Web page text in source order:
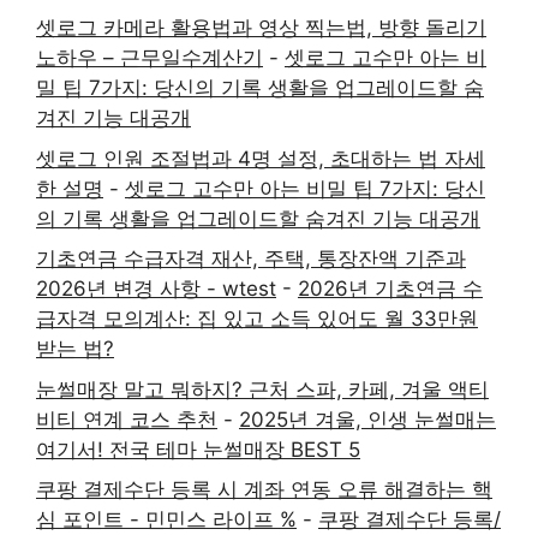
셋로그 카메라 활용법과 영상 찍는법, 방향 돌리기
노하우 – 근무일수계산기 - 셋로그 고수만 아는 비
밀 팁 7가지: 당신의 기록 생활을 업그레이드할 숨
겨진 기능 대공개
셋로그 인원 조절법과 4명 설정, 초대하는 법 자세
한 설명 - 셋로그 고수만 아는 비밀 팁 7가지: 당신
의 기록 생활을 업그레이드할 숨겨진 기능 대공개
기초연금 수급자격 재산, 주택, 통장잔액 기준과
2026년 변경 사항 - wtest - 2026년 기초연금 수
급자격 모의계산: 집 있고 소득 있어도 월 33만원
받는 법?
눈썰매장 말고 뭐하지? 근처 스파, 카페, 겨울 액티
비티 연계 코스 추천 - 2025년 겨울, 인생 눈썰매는
여기서! 전국 테마 눈썰매장 BEST 5
쿠팡 결제수단 등록 시 계좌 연동 오류 해결하는 핵
심 포인트 - 민민스 라이프 % - 쿠팡 결제수단 등록/